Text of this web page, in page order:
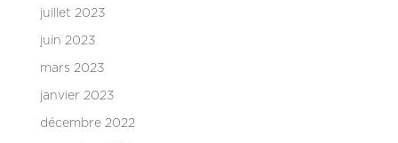
juillet 2023
juin 2023
mars 2023
janvier 2023
décembre 2022